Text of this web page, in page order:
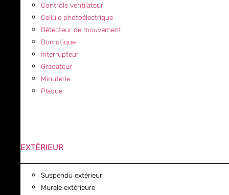
Contrôle ventilateur
Cellule photoélectrique
Détecteur de mouvement
Domotique
Interrupteur
Gradateur
Minuterie
Plaque
EXTÉRIEUR
Suspendu extérieur
Murale extérieure